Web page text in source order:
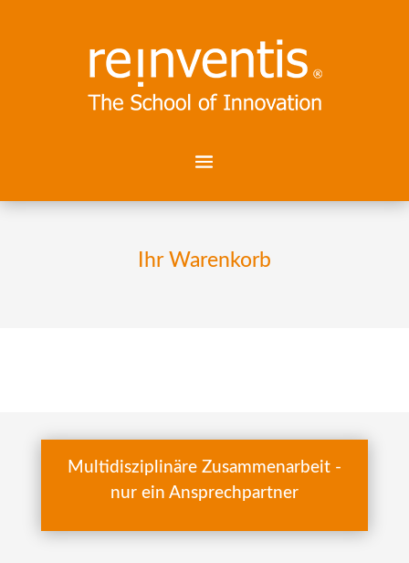
Ihr Warenkorb
Multidisziplinäre Zusammenarbeit -
nur ein Ansprechpartner